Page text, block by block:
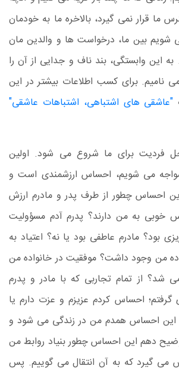
ما قرار نمی گیرد، بالاخره ما به خودمان
شویم بین ما، درخواست ها و والدین مان
این وابستگی، بند ناف و جدایی از آن را
نامیم. برای کسب اطلاعات بیشتر در این
"عاشقی های اشتباهی، اشتباهات عاشقی"
فردیت برای ما شروع می شود. اولین
می شویم، احساس ارزشمندی است و
احساس چطور از طرف پدر و مادرم ارزش
به من دارند؟ پدرم آدم مسؤولیت
بود؟ مادرم عاطفی بود یا نه؟ اعتیاد به
من وجود داشت؟ موفقیت در خانواده من
شد؟ از تمام تجاربی که با مادر و پدرم
گرفتم؛ احساس کردم عزیزم و عزت دارم یا
این احساس همدم من در زندگی می شود و
دهم این احساس چطور بنیاد روابط من
می گیرد که به آن انتقال می گوییم. پس